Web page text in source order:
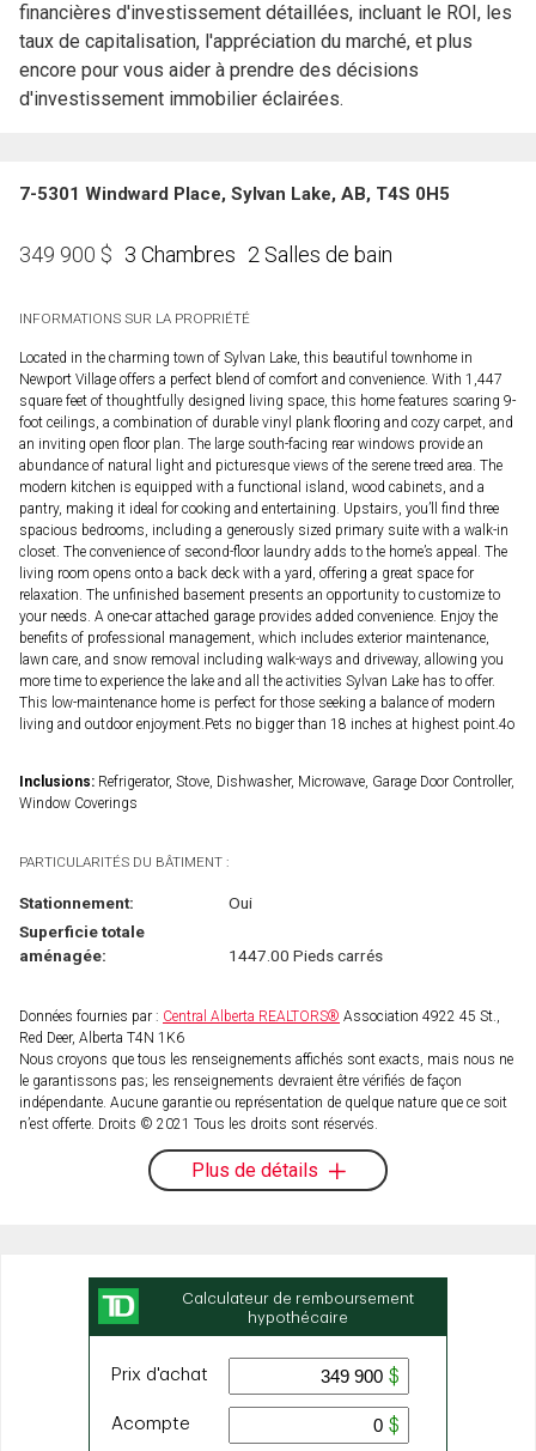
financières d'investissement détaillées, incluant le ROI, les
taux de capitalisation, l'appréciation du marché, et plus
encore pour vous aider à prendre des décisions
d'investissement immobilier éclairées.
7-5301 Windward Place, Sylvan Lake, AB, T4S 0H5
349 900 $ 3 Chambres 2 Salles de bain
INFORMATIONS SUR LA PROPRIÉTÉ
Located in the charming town of Sylvan Lake, this beautiful townhome in
Newport Village offers a perfect blend of comfort and convenience. With 1,447
square feet of thoughtfully designed living space, this home features soaring 9-
foot ceilings, a combination of durable vinyl plank flooring and cozy carpet, and
an inviting open floor plan. The large south-facing rear windows provide an
abundance of natural light and picturesque views of the serene treed area. The
modern kitchen is equipped with a functional island, wood cabinets, and a
pantry, making it ideal for cooking and entertaining. Upstairs, you’ll find three
spacious bedrooms, including a generously sized primary suite with a walk-in
closet. The convenience of second-floor laundry adds to the home’s appeal. The
living room opens onto a back deck with a yard, offering a great space for
relaxation. The unfinished basement presents an opportunity to customize to
your needs. A one-car attached garage provides added convenience. Enjoy the
benefits of professional management, which includes exterior maintenance,
lawn care, and snow removal including walk-ways and driveway, allowing you
more time to experience the lake and all the activities Sylvan Lake has to offer.
This low-maintenance home is perfect for those seeking a balance of modern
living and outdoor enjoyment.Pets no bigger than 18 inches at highest point.4o
Inclusions: Refrigerator, Stove, Dishwasher, Microwave, Garage Door Controller,
Window Coverings
PARTICULARITÉS DU BÂTIMENT :
Stationnement:
Oui
Superficie totale
aménagée:
1447.00 Pieds carrés
Données fournies par : Central Alberta REALTORS® Association 4922 45 St.,
Red Deer, Alberta T4N 1K6
Nous croyons que tous les renseignements affichés sont exacts, mais nous ne
le garantissons pas; les renseignements devraient être vérifiés de façon
indépendante. Aucune garantie ou représentation de quelque nature que ce soit
n’est offerte. Droits © 2021 Tous les droits sont réservés.
Plus de détails